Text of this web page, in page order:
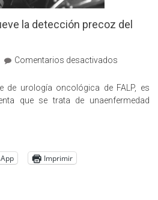
la detección precoz del
Comentarios desactivados
Cargo»,
promueve
de urología oncológica de FALP, es
que se trata de unaenfermedad
Imprimir